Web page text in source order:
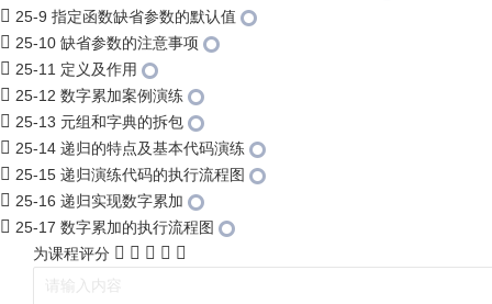
25-9 指定函数缺省参数的默认值
25-10 缺省参数的注意事项
25-11 定义及作用
25-12 数字累加案例演练
25-13 元组和字典的拆包
25-14 递归的特点及基本代码演练
25-15 递归演练代码的执行流程图
25-16 递归实现数字累加
25-17 数字累加的执行流程图
为课程评分